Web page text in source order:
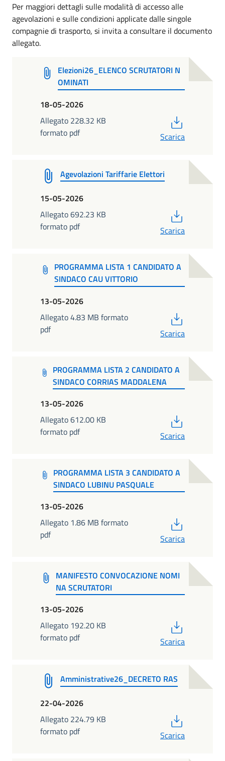
Per maggiori dettagli sulle modalità di accesso alle
agevolazioni e sulle condizioni applicate dalle singole
compagnie di trasporto, si invita a consultare il documento
allegato.
Elezioni26_ELENCO SCRUTATORI N
OMINATI
18-05-2026
Allegato 228.32 KB
formato pdf
Scarica
Agevolazioni Tariffarie Elettori
15-05-2026
Allegato 692.23 KB
formato pdf
Scarica
PROGRAMMA LISTA 1 CANDIDATO A
SINDACO CAU VITTORIO
13-05-2026
Allegato 4.83 MB formato
pdf
Scarica
PROGRAMMA LISTA 2 CANDIDATO A
SINDACO CORRIAS MADDALENA
13-05-2026
Allegato 612.00 KB
formato pdf
Scarica
PROGRAMMA LISTA 3 CANDIDATO A
SINDACO LUBINU PASQUALE
13-05-2026
Allegato 1.86 MB formato
pdf
Scarica
MANIFESTO CONVOCAZIONE NOMI
NA SCRUTATORI
13-05-2026
Allegato 192.20 KB
formato pdf
Scarica
Amministrative26_DECRETO RAS
22-04-2026
Allegato 224.79 KB
formato pdf
Scarica